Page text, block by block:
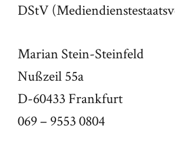
DStV
Marian Stein-Steinfeld
Nußzeil 55a
D-60433 Frankfurt
069 – 9553 0804